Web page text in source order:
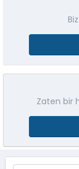
Zaten bir